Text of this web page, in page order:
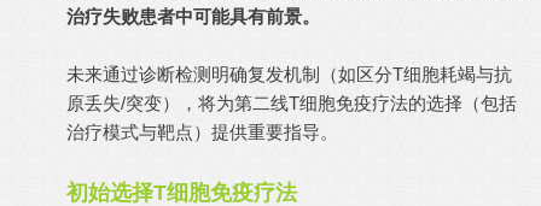
治疗失败患者中可能具有前景。
未来通过诊断检测明确复发机制（如区分T细胞耗竭与抗
原丢失/突变），将为第二线T细胞免疫疗法的选择（包括
治疗模式与靶点）提供重要指导。
初始选择T细胞免疫疗法